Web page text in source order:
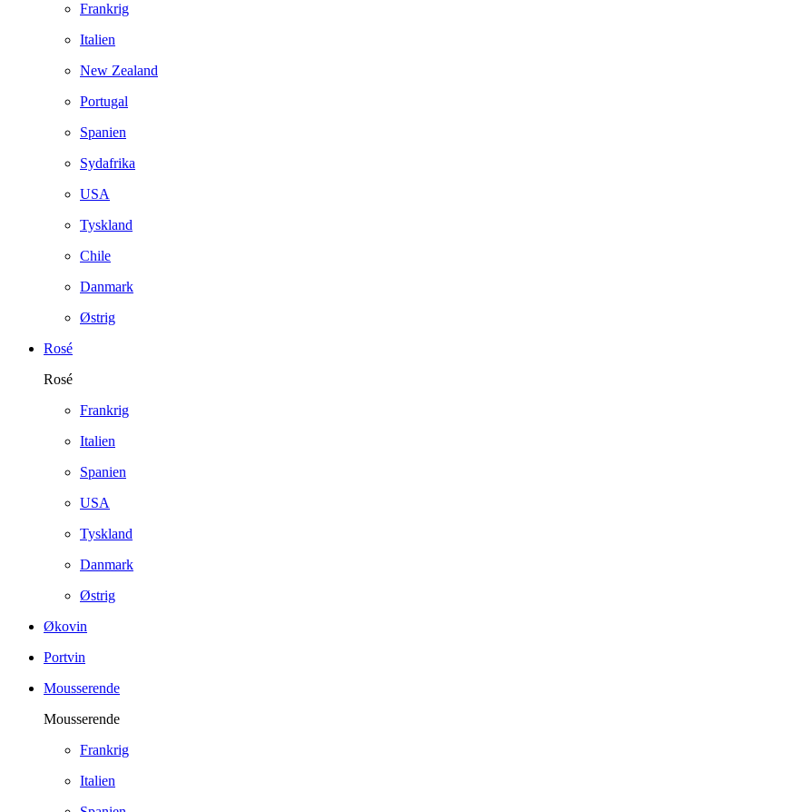
Frankrig
Italien
New Zealand
Portugal
Spanien
Sydafrika
USA
Tyskland
Chile
Danmark
Østrig
Rosé
Rosé
Frankrig
Italien
Spanien
USA
Tyskland
Danmark
Østrig
Økovin
Portvin
Mousserende
Mousserende
Frankrig
Italien